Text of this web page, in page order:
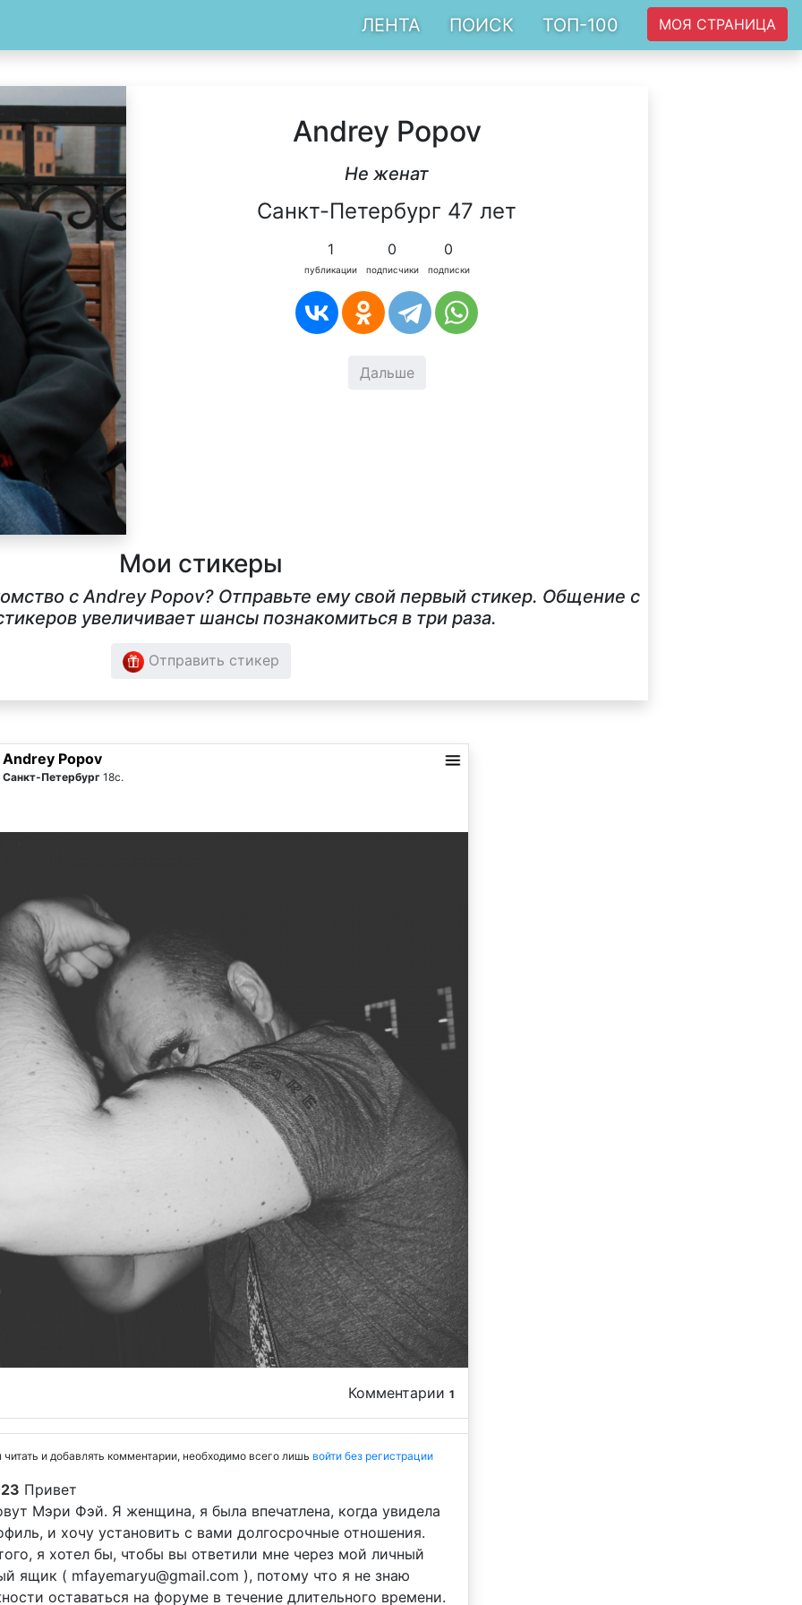
ЛЕНТА ПОИСК ТОП-100 МОЯ СТРАНИЦА
Andrey Popov
Не женат
Санкт-Петербург 47 лет
1
публикации
0
подписчики
0
подписки
Дальше
Мои стикеры
с Andrey Popov? Отправьте ему свой первый стикер. Общение с
увеличивает шансы познакомиться в три раза.
Отправить стикер
Andrey Popov
Санкт-Петербург 18с.
Комментарии 1
и добавлять комментарии, необходимо всего лишь войти без регистрации
Привет
Мэри Фэй. Я женщина, я была впечатлена, когда увидела
и хочу установить с вами долгосрочные отношения.
я хотел бы, чтобы вы ответили мне через мой личный
ящик ( mfayemaryu@gmail.com ), потому что я не знаю
оставаться на форуме в течение длительного времени.